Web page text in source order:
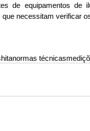
de equipamentos de
que necessitam verificar
normas técnicas